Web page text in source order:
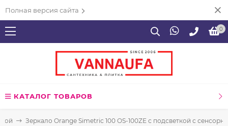
Полная версия сайта
0
КАТАЛОГ ТОВАРОВ
Зеркало Orange Simetric 100 OS-100ZE с подсветкой с